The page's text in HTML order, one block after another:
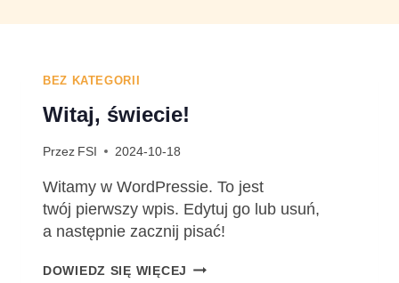
BEZ KATEGORII
Witaj, świecie!
Przez FSI 2024-10-18
Witamy w WordPressie. To jest
twój pierwszy wpis. Edytuj go lub usuń,
a następnie zacznij pisać!
DOWIEDZ SIĘ WIĘCEJ WITAJ,